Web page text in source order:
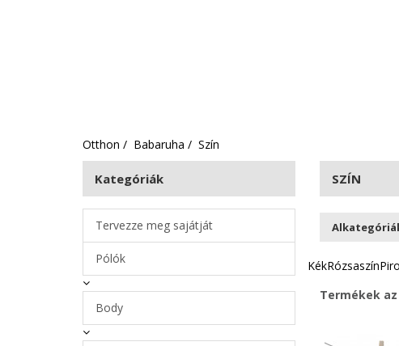
Otthon
Babaruha Szín
Kategóriák
Tervezze meg sajátját
Pólók
Body
SZÍN
KékRózsaszín
Termékek